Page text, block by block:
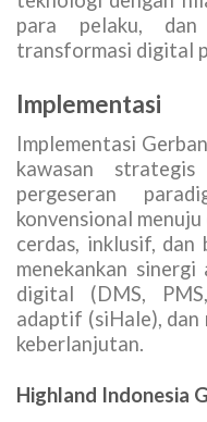
para pelaku, dan
transformasi digital
Implementasi
Implementasi
kawasan
pergeseran
konvensional
cerdas, inklusif, dan
menekankan
digital (DMS,
adaptif (siHale),
keberlanjutan.
Highland Indonesia